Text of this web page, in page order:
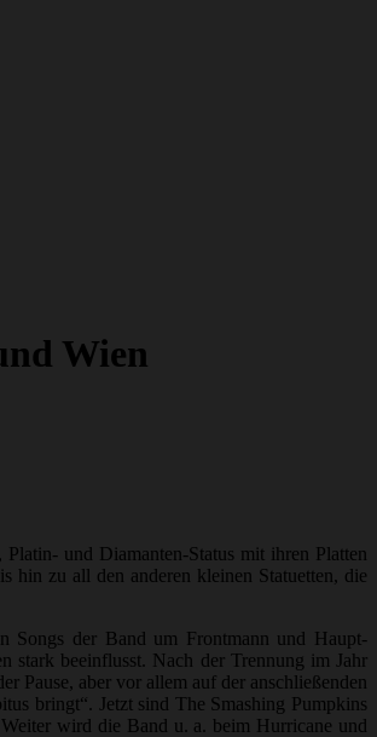
Wien
und Diamanten-Status mit ihren Platten
zu all den anderen kleinen Statuetten, die
Songs der Band um Frontmann und Haupt-
stark beeinflusst. Nach der Trennung im Jahr
Pause, aber vor allem auf der anschließenden
bringt“. Jetzt sind The Smashing Pumpkins
wird die Band u. a. beim Hurricane und